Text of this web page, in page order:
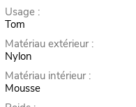
Usage :
Tom
Matériau extérieur :
Nylon
Matériau intérieur :
Mousse